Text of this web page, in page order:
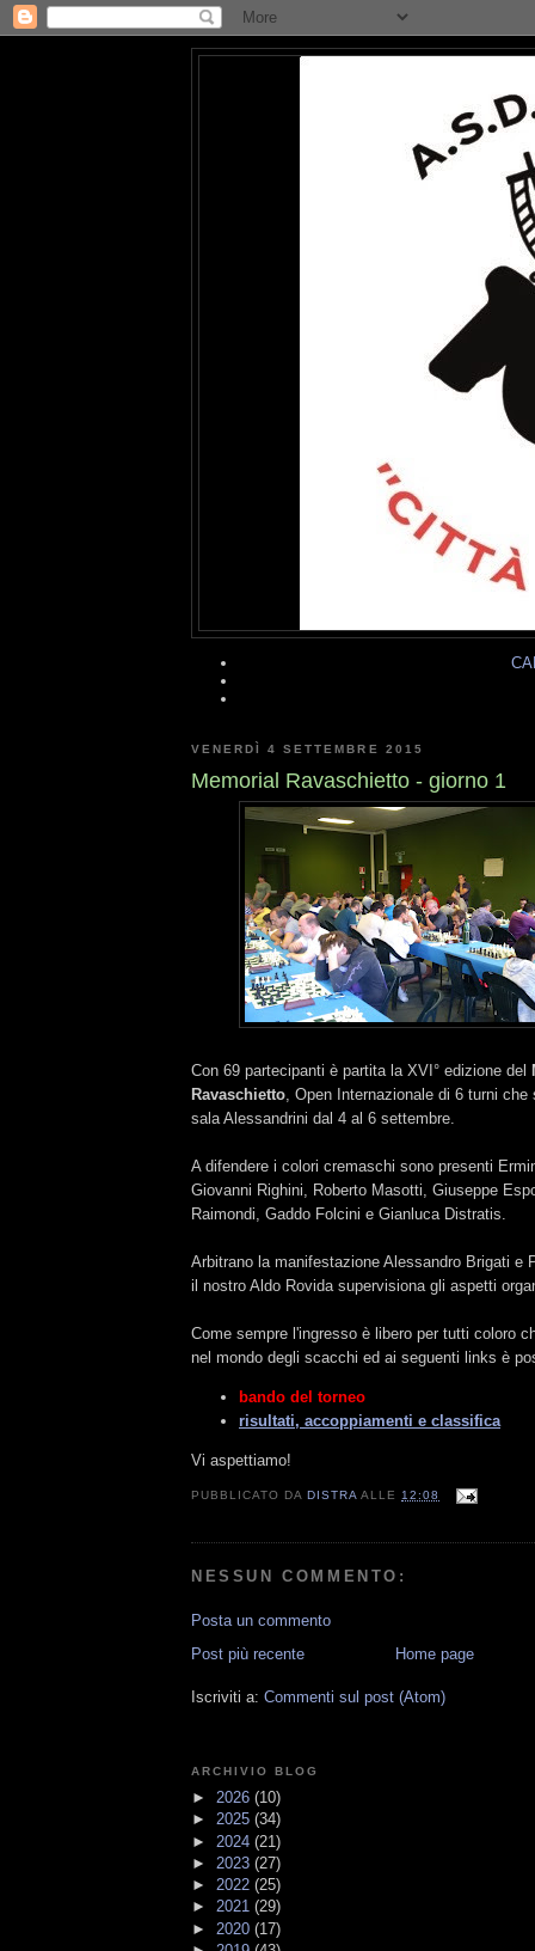
VENERDÌ 4 SETTEMBRE 2015
Memorial Ravaschietto - giorno 1
Con 69 partecipanti è partita la XVI° edizione del
Ravaschietto , Open Internazionale di 6 turni
sala Alessandrini dal 4 al 6 settembre.
A difendere i colori cremaschi sono presenti
Giovanni Righini, Roberto Masotti, Giuseppe
Raimondi, Gaddo Folcini e Gianluca Distratis.
Arbitrano la manifestazione Alessandro Brigati e
il nostro Aldo Rovida supervisiona gli aspetti
Come sempre l'ingresso è libero per tutti coloro
nel mondo degli scacchi ed ai seguenti links è
bando del torneo
risultati, accoppiamenti e classifica
Vi aspettiamo!
PUBBLICATO DA DISTRA ALLE12:08
NESSUN COMMENTO:
Posta un commento
Post più recente
Home page
Iscriviti a: Commenti sul post (Atom)
ARCHIVIO BLOG
► 2026 (10)
► 2025 (34)
► 2024 (21)
► 2023 (27)
► 2022 (25)
► 2021 (29)
► 2020 (17)